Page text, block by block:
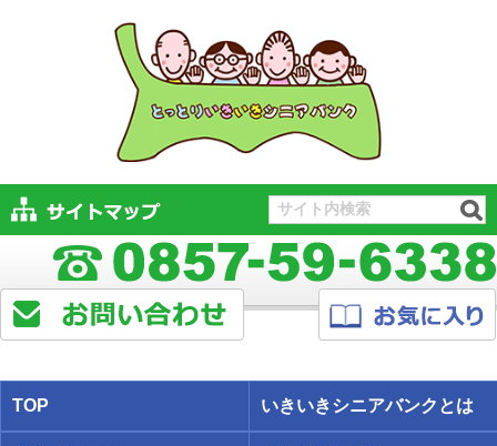
TOP いきいきシニアバンクとは